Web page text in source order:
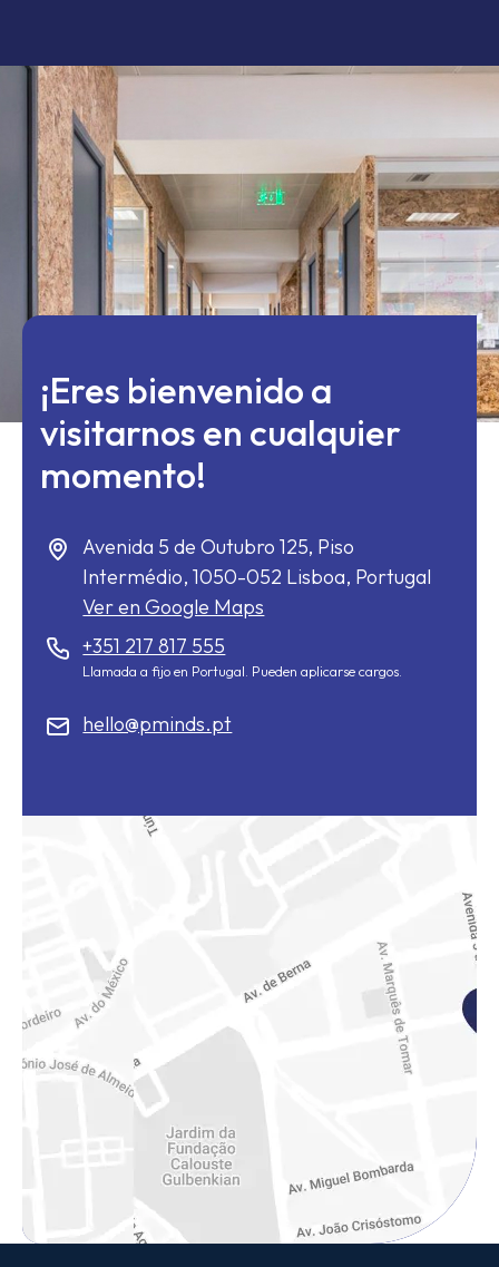
¡Eres bienvenido a
visitarnos en cualquier
momento!
Avenida 5 de Outubro 125, Piso
Intermédio,1050-052 Lisboa, Portugal
Ver en Google Maps
+351 217 817 555
Llamada a fijo en Portugal. Pueden aplicarse cargos.
hello@pminds.pt